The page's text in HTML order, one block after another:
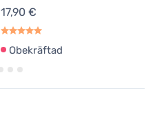
17,90 €
Obekräftad